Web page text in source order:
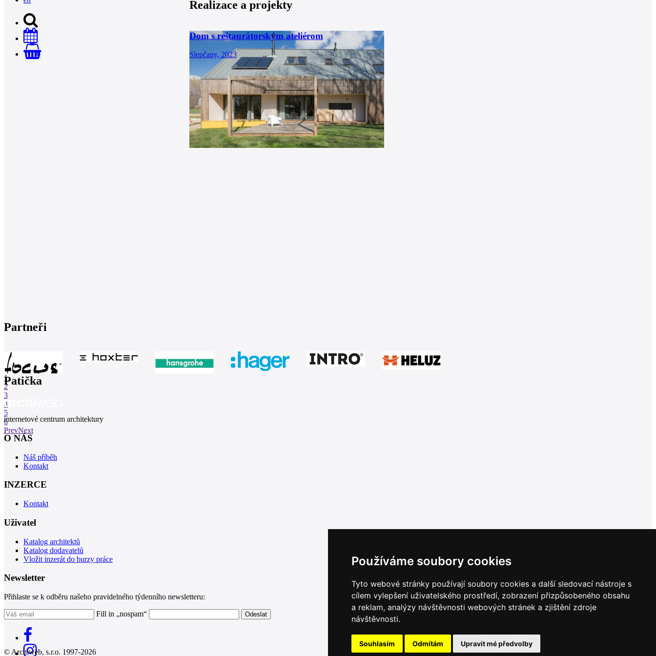
Používáme soubory cookies
Tyto webové stránky používají soubory cookies a další sledovací nástroje s
cílem vylepšení uživatelského prostředí, zobrazení přizpůsobeného obsahu
a reklam, analýzy návštěvnosti webových stránek a zjištění zdroje
návštěvnosti.
Souhlasím Odmítám Upravit mé předvolby
0
Realizace a projekty
Dom s reštaurátorským ateliérom
Slepčany, 2023
Partneři
1
2
3
4
5
6
PrevNext
Patička
internetové centrum architektury
O NÁS
Náš příběh
Kontakt
INZERCE
Kontakt
Uživatel
Katalog architektů
Katalog dodavatelů
Vložit inzerát do burzy práce
Newsletter
Přihlaste se k odběru našeho pravidelného týdenního newsletteru:
Fill in „nospam“
© Archiweb, s.r.o. 1997-2026